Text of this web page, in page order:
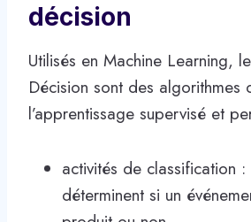
décision
Utilisés en Machine Learning,
Décision sont des algorithmes
l’apprentissage supervisé et
activités de classification
déterminent si un